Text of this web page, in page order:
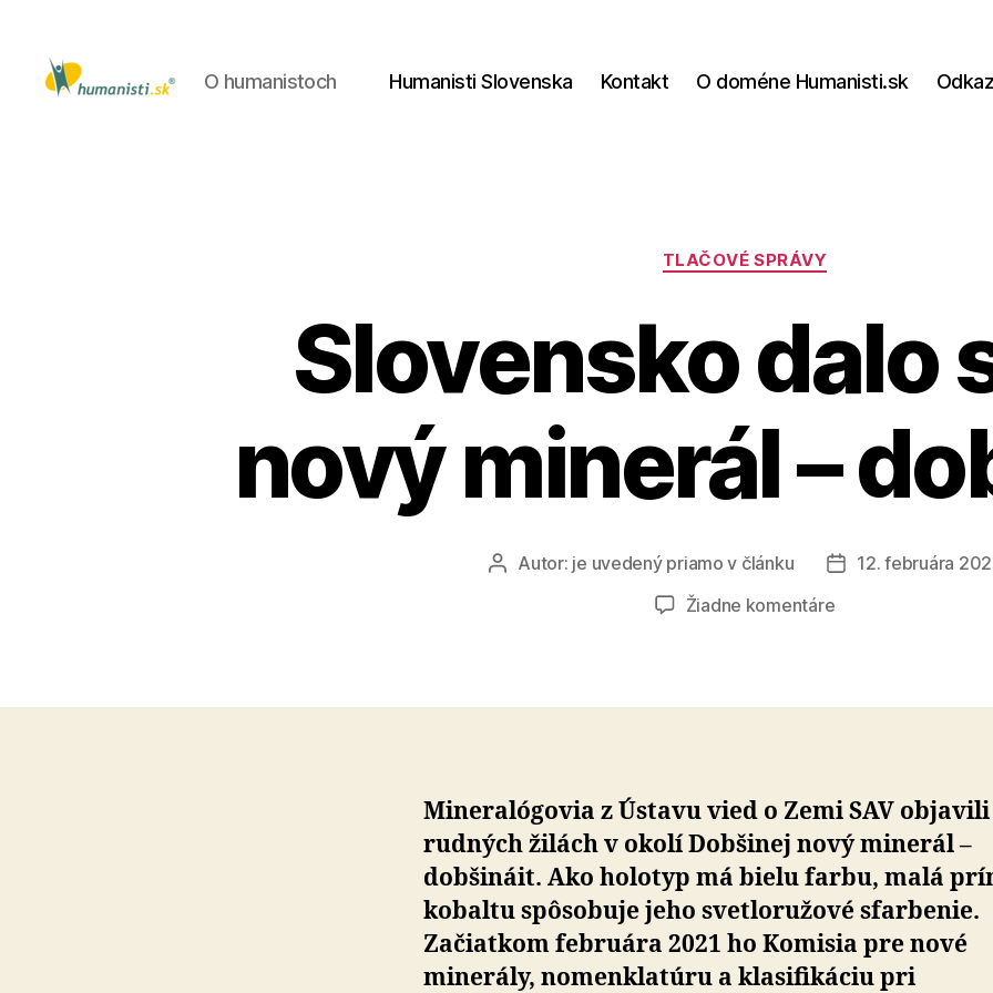
O humanistoch Humanisti Slovenska Kontakt O doméne Humanisti.sk
Kategórie
TLAČOVÉ SPRÁVY
Slovensko dalo
nový minerál –
AutorAutor: je uvedený priamo v článku
Dátum
12. februára
Žiadne komentárena
nový
Mineralógovia z Ústavu vied o Zemi SAV
rudných žilách v okolí Dobšinej nový minerál –
dobšináit. Ako holotyp má bielu farbu, malá
kobaltu spôsobuje jeho svetloružové sfarbenie.
Začiatkom februára 2021 ho Komisia pre nové
minerály, nomenklatúru a klasifikáciu pri